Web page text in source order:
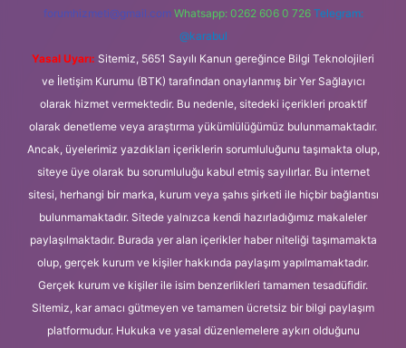
forumhizmeti@gmail.com Whatsapp: 0262 606 0 726 Telegram:
@karabul
Yasal Uyarı: Sitemiz, 5651 Sayılı Kanun gereğince Bilgi Teknolojileri
ve İletişim Kurumu (BTK) tarafından onaylanmış bir Yer Sağlayıcı
olarak hizmet vermektedir. Bu nedenle, sitedeki içerikleri proaktif
olarak denetleme veya araştırma yükümlülüğümüz bulunmamaktadır.
Ancak, üyelerimiz yazdıkları içeriklerin sorumluluğunu taşımakta olup,
siteye üye olarak bu sorumluluğu kabul etmiş sayılırlar. Bu internet
sitesi, herhangi bir marka, kurum veya şahıs şirketi ile hiçbir bağlantısı
bulunmamaktadır. Sitede yalnızca kendi hazırladığımız makaleler
paylaşılmaktadır. Burada yer alan içerikler haber niteliği taşımamakta
olup, gerçek kurum ve kişiler hakkında paylaşım yapılmamaktadır.
Gerçek kurum ve kişiler ile isim benzerlikleri tamamen tesadüfidir.
Sitemiz, kar amacı gütmeyen ve tamamen ücretsiz bir bilgi paylaşım
platformudur. Hukuka ve yasal düzenlemelere aykırı olduğunu